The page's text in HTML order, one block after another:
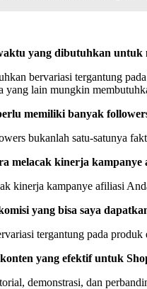
yang dibutuhkan untuk
bervariasi tergantung
yang lain mungkin
memiliki banyak
bukanlah satu-satunya
melacak kinerja kampanye
kinerja kampanye afiliasi
yang bisa saya
tergantung pada produk
yang efektif untuk
demonstrasi, dan